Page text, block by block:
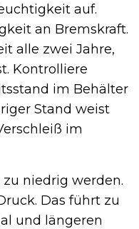
auf.
an Bremskraft.
alle zwei Jahre,
Kontrolliere
im Behälter
Stand weist
im
niedrig werden.
Das führt zu
und längeren